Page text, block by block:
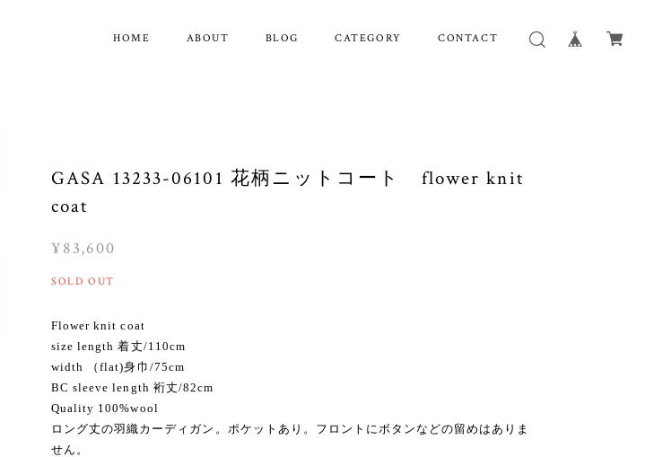
HOME ABOUT BLOG CATEGORY CONTACT
GASA 13233-06101 花柄ニットコート flower knit
coat
¥83,600
SOLD OUT
Flower knit coat
size length 着丈/110cm
width （flat)身巾/75cm
BC sleeve length 裄丈/82cm
Quality 100%wool
ロング丈の羽織カーディガン。ポケットあり。フロントにボタンなどの留めはありま
せん。